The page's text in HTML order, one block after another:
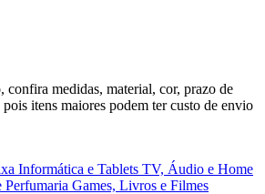
confira medidas, material, cor, prazo de
itens maiores podem ter custo de envio
Informática e Tablets TV, Áudio e Home
Perfumaria Games, Livros e Filmes